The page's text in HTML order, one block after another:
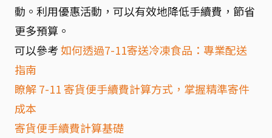
動。利用優惠活動，可以有效地降低手續費，節省
更多預算。
可以參考如何透過7-11寄送冷凍食品：專業配送
指南
瞭解 7-11 寄貨便手續費計算方式，掌握精準寄件
成本
寄貨便手續費計算基礎